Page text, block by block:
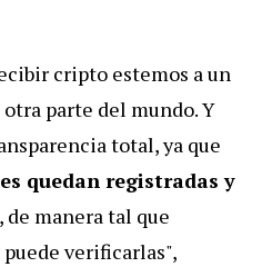
cripto estemos a un
parte del mundo. Y
total, ya que
quedan registradas y
, de manera tal que
verificarlas",